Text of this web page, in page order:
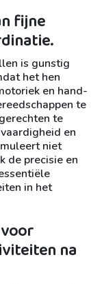
fijne
is gunstig
het hen
en hand-
te
te
en
niet
de precisie en
in het
na